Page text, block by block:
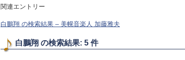
関連エントリー
白鵬翔 の検索結果 – 美幌音楽人 加藤雅夫
白鵬翔 の検索結果: 5 件